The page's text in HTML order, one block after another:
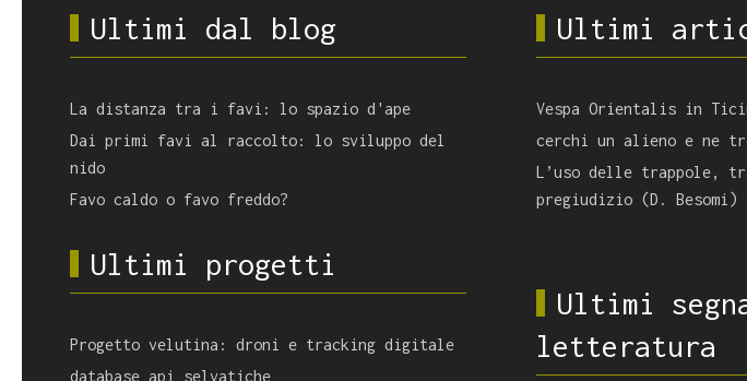
Ultimi dal blog
La distanza tra i favi: lo spazio d'ape
Dai primi favi al raccolto: lo sviluppo del
nido
Favo caldo o favo freddo?
Ultimi progetti
Progetto velutina: droni e tracking digitale
database api selvatiche
Ultimi
Vespa Orientalis in
cerchi un alieno e ne
L’uso delle trappole,
pregiudizio (D. Besomi)
Ultimi
letteratura